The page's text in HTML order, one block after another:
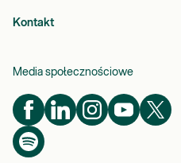
Kontakt
Media społecznościowe